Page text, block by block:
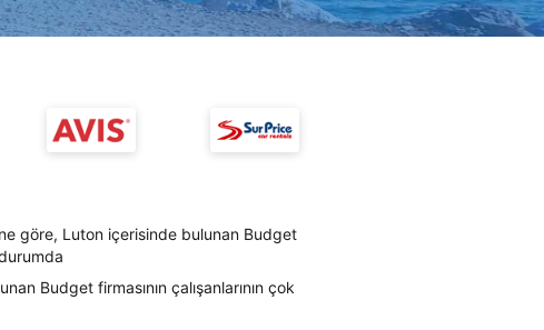
göre, Luton içerisinde bulunan Budget
Budget firmasının çalışanlarının çok